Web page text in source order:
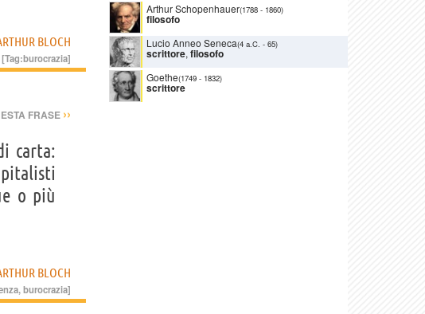
BLOCH
[Tag:burocrazia]
FRASE ››
carta:
o più
BLOCH
,burocrazia]
Arthur Schopenhauer(1788 - 1860)
filosofo
Lucio Anneo Seneca(4 a.C. - 65)
scrittore, filosofo
Goethe(1749 - 1832)
scrittore